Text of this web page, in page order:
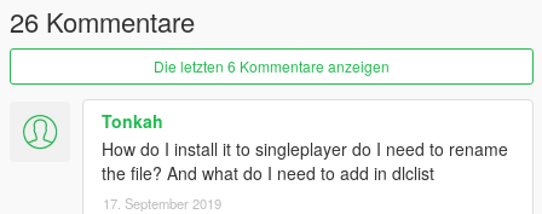
26 Kommentare
Die letzten 6 Kommentare anzeigen
Tonkah
How do I install it to singleplayer do I need to rename
the file? And what do I need to add in dlclist
17. September 2019